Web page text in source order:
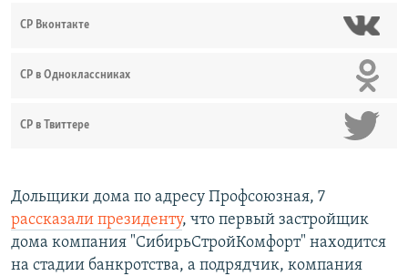
СР Вконтакте
СР в Одноклассниках
СР в Твиттере
Дольщики дома по адресу Профсоюзная, 7
рассказали президенту, что первый застройщик
дома компания "СибирьСтройКомфорт" находится
на стадии банкротства, а подрядчик, компания